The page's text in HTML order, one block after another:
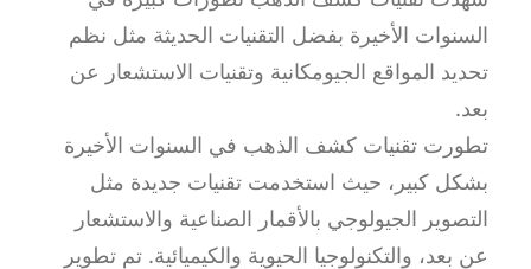
السنوات الأخيرة بفضل التقنيات الحديثة مثل نظم
تحديد المواقع الجيومكانية وتقنيات الاستشعار عن
بعد.
تطورت تقنيات كشف الذهب في السنوات الأخيرة
بشكل كبير، حيث استخدمت تقنيات جديدة مثل
التصوير الجيولوجي بالأقمار الصناعية والاستشعار
عن بعد، والتكنولوجيا الحيوية والكيميائية. تم تطوير